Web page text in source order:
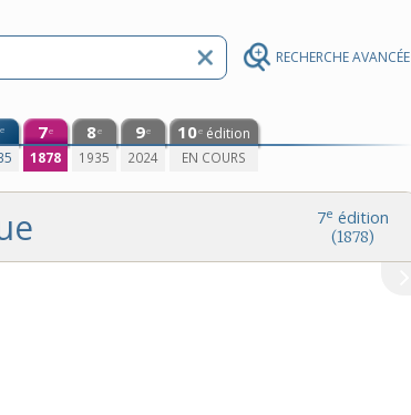
RECHERCHE AVANCÉE
e 7e
1878
8e
1935
9e
2024
10e édition
EN COURS
7e édition
(1878)